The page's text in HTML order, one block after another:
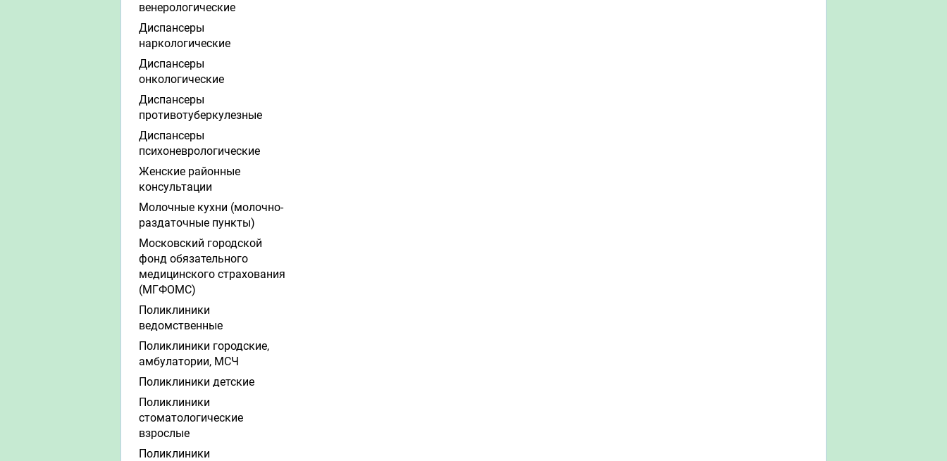
венерологические
Диспансеры
наркологические
Диспансеры
онкологические
Диспансеры
противотуберкулезные
Диспансеры
психоневрологические
Женские районные
консультации
Молочные кухни (молочно-
раздаточные пункты)
Московский городской
фонд обязательного
медицинского страхования
(МГФОМС)
Поликлиники
ведомственные
Поликлиники городские,
амбулатории, МСЧ
Поликлиники детские
Поликлиники
стоматологические
взрослые
Поликлиники